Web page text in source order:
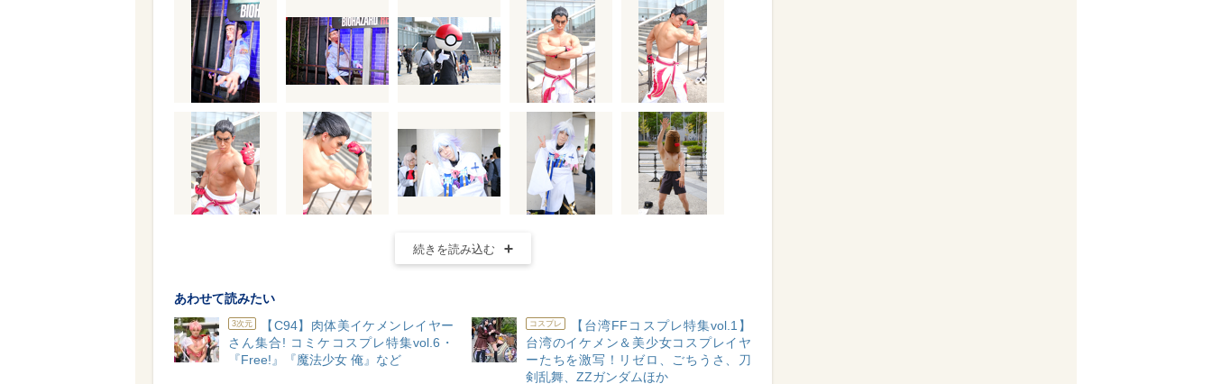
続きを読み込む
あわせて読みたい
3次元
【C94】肉体美イケメンレイヤー
さん集合! コミケコスプレ特集vol.6・
『Free!』『魔法少女 俺』など
コスプレ
【台湾FFコスプレ特集vol.1】
台湾のイケメン＆美少女コスプレイヤ
ーたちを激写！リゼロ、ごちうさ、刀
剣乱舞、ZZガンダムほか